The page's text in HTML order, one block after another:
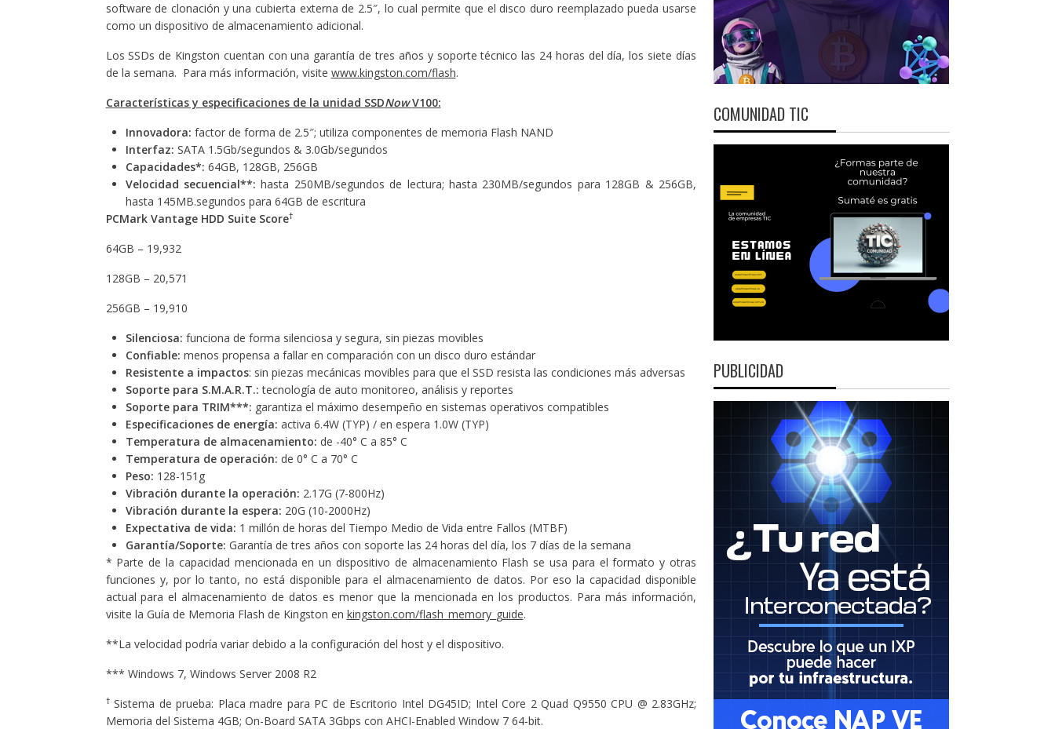
software de clonación y una cubierta externa de 2.5″, lo cual permite que el disco duro reemplazado pueda usarse
como un dispositivo de almacenamiento adicional.
Los SSDs de Kingston cuentan con una garantía de tres años y soporte técnico las 24 horas del día, los siete días
de la semana. Para más información, visite www.kingston.com/flash.
Características y especificaciones de la unidad SSDNowV100:
Innovadora: factor de forma de 2.5″; utiliza componentes de memoria Flash NAND
Interfaz: SATA 1.5Gb/segundos & 3.0Gb/segundos
Capacidades*: 64GB, 128GB, 256GB
Velocidad secuencial**: hasta 250MB/segundos de lectura; hasta 230MB/segundos para 128GB & 256GB,
hasta 145MB.segundos para 64GB de escritura
PCMark Vantage HDD Suite Score†
64GB – 19,932
128GB – 20,571
256GB – 19,910
Silenciosa: funciona de forma silenciosa y segura, sin piezas movibles
Confiable: menos propensa a fallar en comparación con un disco duro estándar
Resistente a impactos: sin piezas mecánicas movibles para que el SSD resista las condiciones más adversas
Soporte para S.M.A.R.T.:tecnología de auto monitoreo, análisis y reportes
Soporte para TRIM***: garantiza el máximo desempeño en sistemas operativos compatibles
Especificaciones de energía: activa 6.4W (TYP) / en espera 1.0W (TYP)
Temperatura de almacenamiento: de -40° C a 85° C
Temperatura de operación: de 0° C a 70° C
Peso: 128-151g
Vibración durante la operación: 2.17G (7-800Hz)
Vibración durante la espera: 20G (10-2000Hz)
Expectativa de vida: 1 millón de horas del Tiempo Medio de Vida entre Fallos (MTBF)
Garantía/Soporte: Garantía de tres años con soporte las 24 horas del día, los 7 días de la semana
* Parte de la capacidad mencionada en un dispositivo de almacenamiento Flash se usa para el formato y otras
funciones y, por lo tanto, no está disponible para el almacenamiento de datos. Por eso la capacidad disponible
actual para el almacenamiento de datos es menor que la mencionada en los productos. Para más información,
visite la Guía de Memoria Flash de Kingston en kingston.com/flash_memory_guide.
**La velocidad podría variar debido a la configuración del host y el dispositivo.
*** Windows 7, Windows Server 2008 R2
†Sistema de prueba: Placa madre para PC de Escritorio Intel DG45ID; Intel Core 2 Quad Q9550 CPU @ 2.83GHz;
Memoria del Sistema 4GB; On-Board SATA 3Gbps con AHCI-Enabled Window 7 64-bit.
COMUNIDAD TIC
PUBLICIDAD